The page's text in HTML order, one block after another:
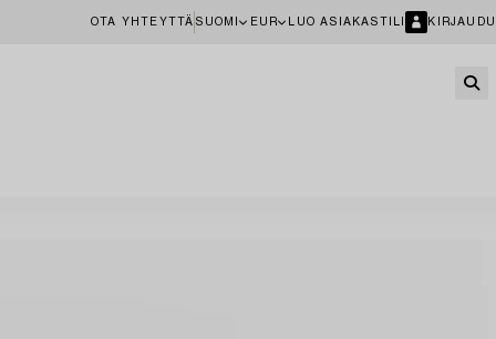
OTA YHTEYTTÄ SUOMI EUR LUO ASIAKASTILI KIRJAUDU